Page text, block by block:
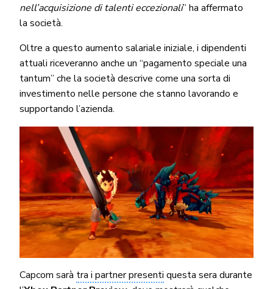
nell’acquisizione di talenti eccezionali” ha affermato
la società.
Oltre a questo aumento salariale iniziale, i dipendenti
attuali riceveranno anche un “pagamento speciale una
tantum” che la società descrive come una sorta di
investimento nelle persone che stanno lavorando e
supportando l’azienda.
Capcom sarà tra i partner presenti questa sera durante